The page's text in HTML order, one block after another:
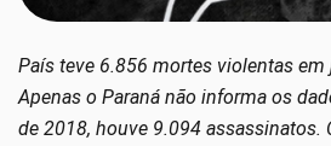
País teve 6.856 mortes violentas em
Apenas o Paraná não informa os
de 2018, houve 9.094 assassinatos.